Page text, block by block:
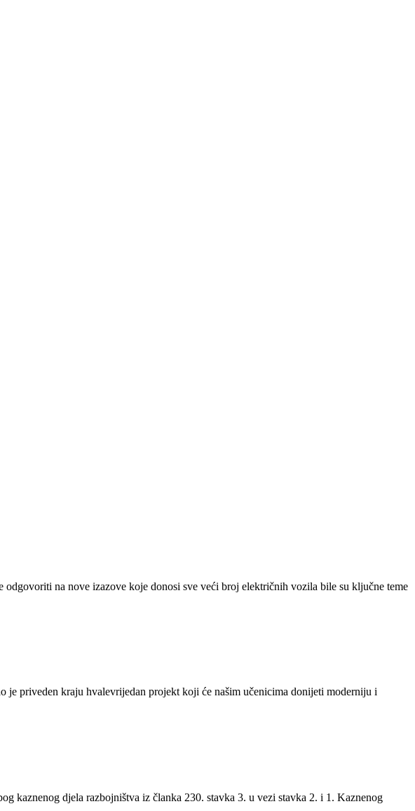
na nove izazove koje donosi sve veći broj električnih vozila bile su ključne teme
je priveden kraju hvalevrijedan projekt koji će našim učenicima donijeti moderniju i
kaznenog djela razbojništva iz članka 230. stavka 3. u vezi stavka 2. i 1. Kaznenog